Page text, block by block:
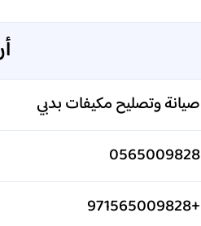
صيانة وتصليح مكيفات بدبي
0565009828
+971565009828